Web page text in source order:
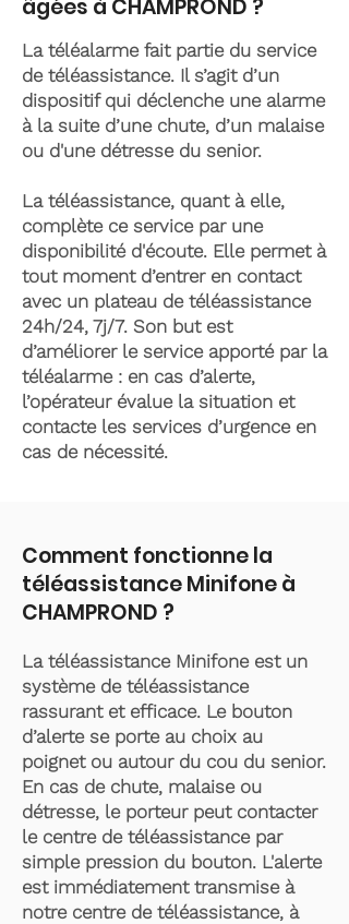
âgées à CHAMPROND ?
La téléalarme fait partie du service
de téléassistance. Il s’agit d’un
dispositif qui déclenche une alarme
à la suite d’une chute, d’un malaise
ou d'une détresse du senior.
La téléassistance, quant à elle,
complète ce service par une
disponibilité d'écoute. Elle permet à
tout moment d’entrer en contact
avec un plateau de téléassistance
24h/24, 7j/7. Son but est
d’améliorer le service apporté par la
téléalarme : en cas d’alerte,
l’opérateur évalue la situation et
contacte les services d’urgence en
cas de nécessité.
Comment fonctionne la
téléassistance Minifone à
CHAMPROND ?
La téléassistance Minifone est un
système de téléassistance
rassurant et efficace. Le bouton
d’alerte se porte au choix au
poignet ou autour du cou du senior.
En cas de chute, malaise ou
détresse, le porteur peut contacter
le centre de téléassistance par
simple pression du bouton. L'alerte
est immédiatement transmise à
notre centre de téléassistance, à